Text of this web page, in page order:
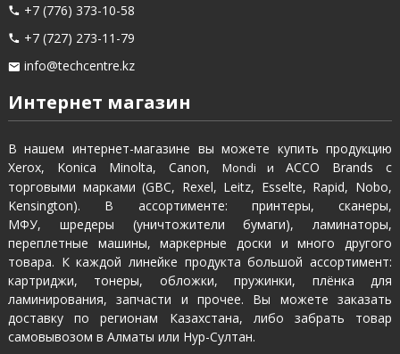
+7 (776) 373-10-58
+7 (727) 273-11-79
info@techcentre.kz
Интернет магазин
В нашем интернет-магазине вы можете купить продукцию
Xerox, Konica Minolta, Canon, Mondi иACCO Brands с
торговыми марками (GBC, Rexel, Leitz, Esselte, Rapid, Nobo,
Kensington). В ассортименте: принтеры, сканеры,
МФУ, шредеры (уничтожители бумаги), ламинаторы,
переплетные машины, маркерные доски и много другого
товара. К каждой линейке продукта большой ассортимент:
картриджи, тонеры, обложки, пружинки, плёнка для
ламинирования, запчасти и прочее. Вы можете заказать
доставку по регионам Казахстана, либо забрать товар
самовывозом в Алматы или Нур-Султан.